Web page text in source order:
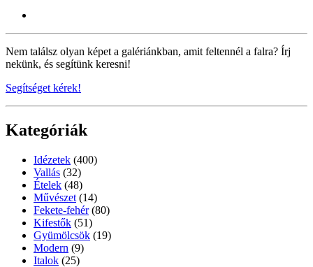
Nem találsz olyan képet a galériánkban, amit feltennél a falra? Írj
nekünk, és segítünk keresni!
Segítséget kérek!
Kategóriák
Idézetek (400)
Vallás (32)
Ételek (48)
Művészet (14)
Fekete-fehér (80)
Kifestők (51)
Gyümölcsök (19)
Modern (9)
Italok (25)